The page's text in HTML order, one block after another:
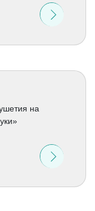
на